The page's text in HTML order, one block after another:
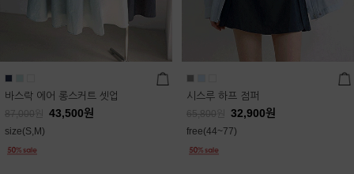
바스락 에어 롱스커트 셋업
87,000 43,500원
size(S,M)
시스루 하프 점퍼
65,800 32,900원
free(44~77)